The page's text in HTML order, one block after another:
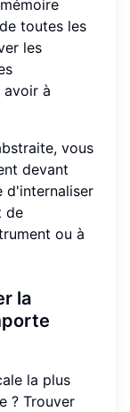
toutes les
les
avoir à
vous
devant
d'internaliser
de
ou à
la
la plus
? Trouver